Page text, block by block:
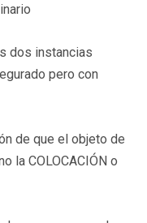
dos instancias
pero con
de que el objeto de
la COLOCACIÓN o